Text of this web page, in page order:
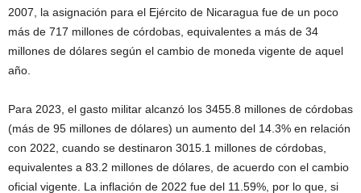
2007, la asignación para el Ejército de Nicaragua fue de un poco
más de 717 millones de córdobas, equivalentes a más de 34
millones de dólares según el cambio de moneda vigente de aquel
año.
Para 2023, el gasto militar alcanzó los 3455.8 millones de córdobas
(más de 95 millones de dólares) un aumento del 14.3% en relación
con 2022, cuando se destinaron 3015.1 millones de córdobas,
equivalentes a 83.2 millones de dólares, de acuerdo con el cambio
oficial vigente. La inflación de 2022 fue del 11.59%, por lo que, si